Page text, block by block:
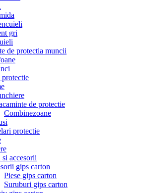
gri
de protectia muncii
protectie
de protectie
Combinezoane
protectie
accesorii
gips carton
Piese gips carton
Suruburi gips carton